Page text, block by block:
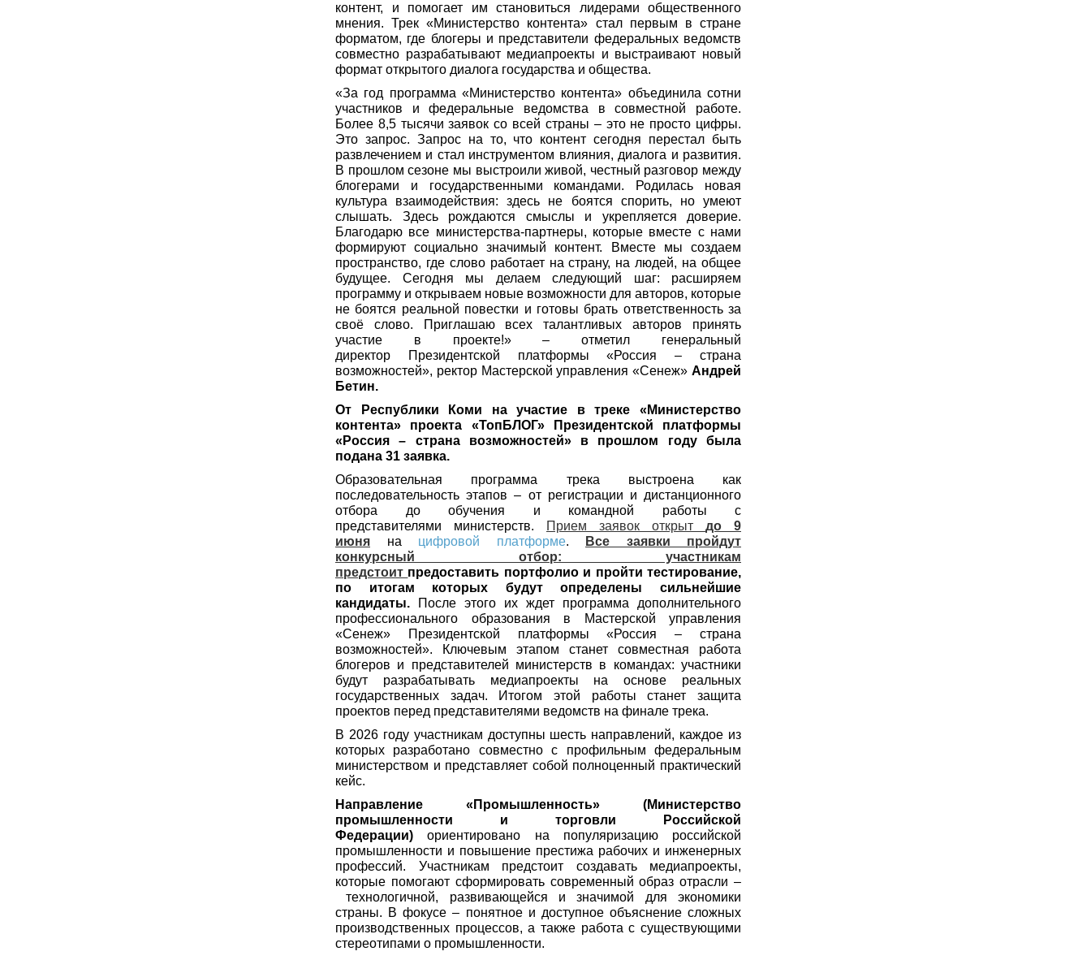
контент, и помогает им становиться лидерами общественного
мнения. Трек «Министерство контента» стал первым в стране
форматом, где блогеры и представители федеральных ведомств
совместно разрабатывают медиапроекты и выстраивают новый
формат открытого диалога государства и общества.
«За год программа «Министерство контента» объединила сотни
участников и федеральные ведомства в совместной работе.
Более 8,5 тысячи заявок со всей страны – это не просто цифры.
Это запрос. Запрос на то, что контент сегодня перестал быть
развлечением и стал инструментом влияния, диалога и развития.
В прошлом сезоне мы выстроили живой, честный разговор между
блогерами и государственными командами. Родилась новая
культура взаимодействия: здесь не боятся спорить, но умеют
слышать. Здесь рождаются смыслы и укрепляется доверие.
Благодарю все министерства-партнеры, которые вместе с нами
формируют социально значимый контент. Вместе мы создаем
пространство, где слово работает на страну, на людей, на общее
будущее. Сегодня мы делаем следующий шаг: расширяем
программу и открываем новые возможности для авторов, которые
не боятся реальной повестки и готовы брать ответственность за
своё слово. Приглашаю всех талантливых авторов принять
участие в проекте!»
– отметил генеральный
директор Президентской платформы «Россия – страна
возможностей», ректор Мастерской управления «Сенеж» Андрей
Бетин.
От Республики Коми на участие в треке «Министерство
контента» проекта «ТопБЛОГ» Президентской платформы
«Россия – страна возможностей» в прошлом году была
подана 31 заявка.
Образовательная программа трека выстроена как
последовательность этапов – от регистрации и дистанционного
отбора до обучения и командной работы с
представителями министерств.
Прием заявок открыт до 9
июня
на цифровой платформе.
Все заявки пройдут
конкурсный отбор: участникам
предстоит предоставить портфолио и пройти тестирование,
по итогам которых будут определены сильнейшие
кандидаты.
После этого их ждет программа дополнительного
профессионального образования в Мастерской управления
«Сенеж» Президентской платформы «Россия – страна
возможностей». Ключевым этапом станет совместная работа
блогеров и представителей министерств в командах: участники
будут разрабатывать медиапроекты на основе реальных
государственных задач. Итогом этой работы станет защита
проектов перед представителями ведомств на финале трека.
В 2026 году участникам доступны шесть направлений, каждое из
которых разработано совместно с профильным федеральным
министерством и представляет собой полноценный практический
кейс.
Направление «Промышленность» (Министерство
промышленности и торговли Российской
Федерации) ориентировано на популяризацию российской
промышленности и повышение престижа рабочих и инженерных
профессий. Участникам предстоит создавать медиапроекты,
которые помогают сформировать современный образ отрасли –
технологичной, развивающейся и значимой для экономики
страны. В фокусе – понятное и доступное объяснение сложных
производственных процессов, а также работа с существующими
стереотипами о промышленности.